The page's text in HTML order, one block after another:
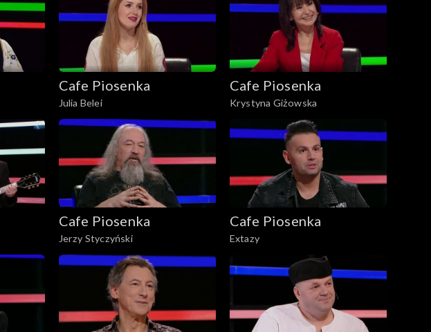
Cafe Piosenka
Julia Belei
Cafe Piosenka
Krystyna Giżowska
Cafe Piosenka
Jerzy Styczyński
Cafe Piosenka
Extazy